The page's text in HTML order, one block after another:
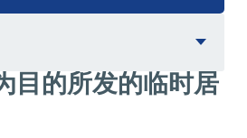
目的所发的临时居